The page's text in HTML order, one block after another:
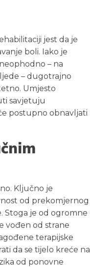
jest da je
boli. Iako je
– na
– dugotrajno
Umjesto
savjetuju
postupno obnavljati
Ključno je
od prekomjernog
Stoga je od ogromne
vođen od strane
terapijske
da se tijelo kreće na
od ponovne